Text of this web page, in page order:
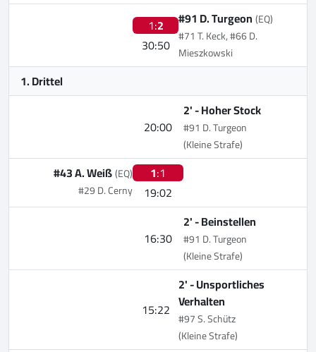
1:2
30:50
#91 D. Turgeon(EQ)
#71 T. Keck, #66 D.
Mieszkowski
1. Drittel
20:00
2' -Hoher Stock
#91 D. Turgeon
(Kleine Strafe)
1:1
19:02
#43 A. Weiß(EQ)
#29 D. Cerny
16:30
2' -Beinstellen
#91 D. Turgeon
(Kleine Strafe)
15:22
2' -Unsportliches
Verhalten
#97 S. Schütz
(Kleine Strafe)